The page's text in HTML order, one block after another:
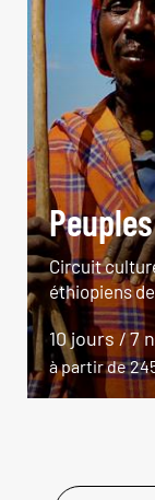
Circuit
éthiopiens
10 jours / 7
à partir de